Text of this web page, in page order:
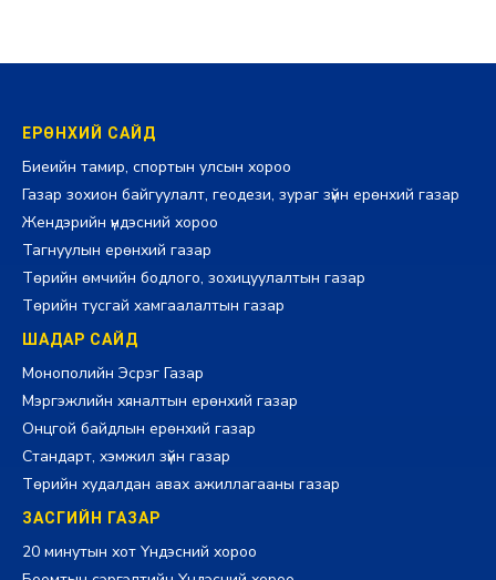
ЕРӨНХИЙ САЙД
Биеийн тамир, спортын улсын хороо
Газар зохион байгуулалт, геодези, зураг зүйн ерөнхий газар
Жендэрийн үндэсний хороо
Тагнуулын ерөнхий газар
Төрийн өмчийн бодлого, зохицуулалтын газар
Төрийн тусгай хамгаалалтын газар
ШАДАР САЙД
Монополийн Эсрэг Газар
Мэргэжлийн хяналтын ерөнхий газар
Онцгой байдлын ерөнхий газар
Стандарт, хэмжил зүйн газар
Төрийн худалдан авах ажиллагааны газар
ЗАСГИЙН ГАЗАР
20 минутын хот Үндэсний хороо